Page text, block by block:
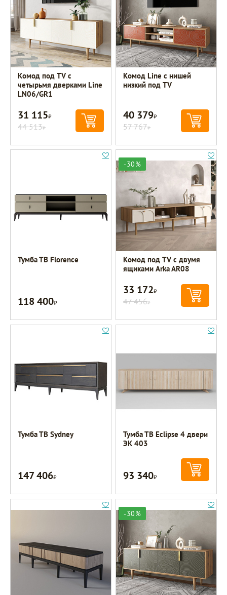
Комод под TV с
четырьмя дверками Line
LN06/GR1
31 115Р
44 513Р
Комод Line с нишей
низкий под TV
40 379Р
57 767Р
Тумба ТВ Florence
118 400Р
-30%
Комод под TV с двумя
ящиками Arka AR08
33 172Р
47 456Р
Тумба ТВ Sydney
147 406Р
Тумба ТВ Eclipse 4 двери
ЭК 403
93 340Р
-30%